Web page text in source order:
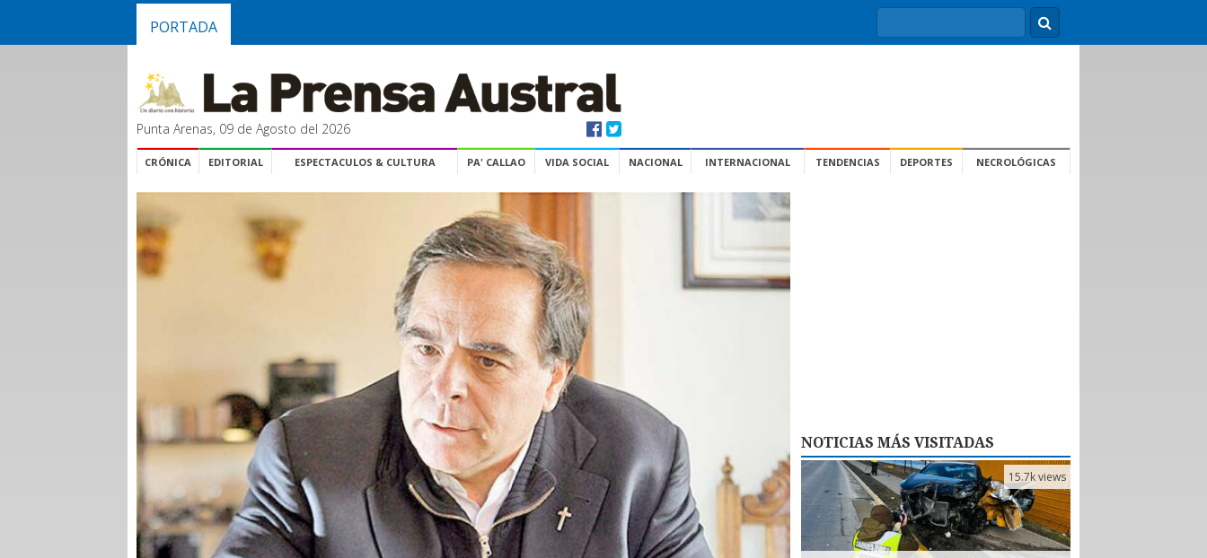
PORTADA
Punta Arenas, 09 de Agosto del 2026
CRÓNICA EDITORIAL ESPECTACULOS & CULTURA PA' CALLAO VIDA SOCIAL NACIONAL INTERNACIONAL TENDENCIAS DEPORTES NECROLÓGICAS
NOTICIAS MÁS VISITADAS
15.7k views